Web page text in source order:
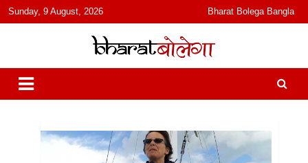
content
Sunday, 9 August, 2026 Bharat Bolega Bangla
भारत बोलेगा
हिंदी में समाचार, विचार, ऑडियो, वीडियो और फ़ीचर. भारत बोलेगा हिंदी न्यूज़ वेबसाइट
India: News, Views, Info, Trends & Podcast I जानकारी भी समझदारी भी
और पॉडकास्ट